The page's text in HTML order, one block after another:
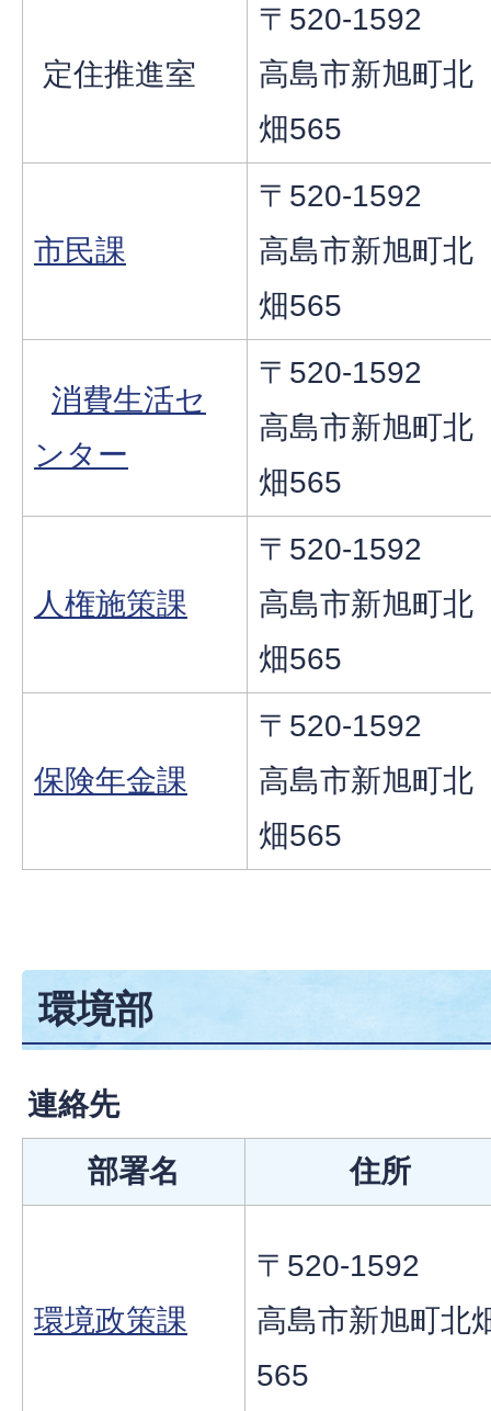
定住推進室
〒520-1592
高島市新旭町北
畑565
市民課
〒520-1592
高島市新旭町北
畑565
消費生活セ
ンター
〒520-1592
高島市新旭町北
畑565
人権施策課
〒520-1592
高島市新旭町北
畑565
保険年金課
〒520-1592
高島市新旭町北
畑565
環境部
連絡先
部署名
住所
環境政策課
〒520-1592
高島市新旭町北
565